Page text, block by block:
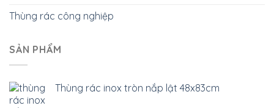
Thùng rác công nghiệp
SẢN PHẨM
Thùng rác inox tròn nắp lật 48x83cm